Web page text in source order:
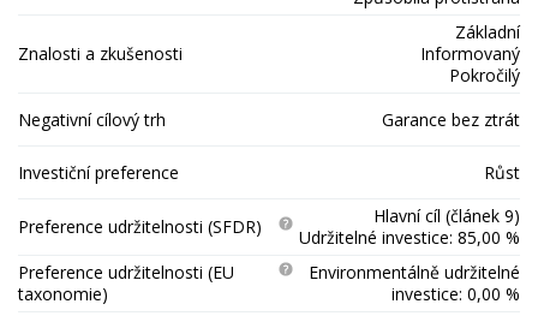
Znalosti a zkušenosti
Základní
Informovaný
Pokročilý
Negativní cílový trh
Garance bez ztrát
Investiční preference Růst
Preference udržitelnosti (SFDR)
Hlavní cíl (článek 9)
Udržitelné investice: 85,00 %
Preference udržitelnosti (EU
taxonomie)
Environmentálně udržitelné
investice: 0,00 %